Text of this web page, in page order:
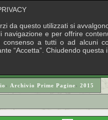
› Archivio Prime Pagine› 2015
da questo utilizzati si
navigazione e per offrire
a tutti o ad alcuni
“Accetta”. Chiudendo